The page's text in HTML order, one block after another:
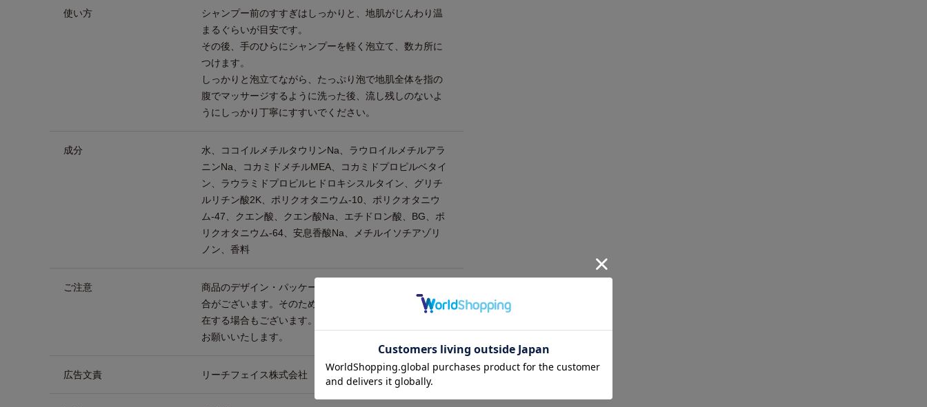
使い方
シャンプー前のすすぎはしっかりと、地肌がじんわり温
まるぐらいが目安です。
その後、手のひらにシャンプーを軽く泡立て、数カ所に
つけます。
しっかりと泡立てながら、たっぷり泡で地肌全体を指の
腹でマッサージするように洗った後、流し残しのないよ
うにしっかり丁寧にすすいでください。
成分
水、ココイルメチルタウリンNa、ラウロイルメチルアラ
ニンNa、コカミドメチルMEA、コカミドプロピルベタイ
ン、ラウラミドプロピルヒドロキシスルタイン、グリチ
ルリチン酸2K、ポリクオタニウム-10、ポリクオタニウ
ム-47、クエン酸、クエン酸Na、エチドロン酸、BG、ポ
リクオタニウム-64、安息香酸Na、メチルイソチアゾリ
ノン、香料
ご注意
商品のデザイン・パッケージ等は予告なく変更される場
合がございます。そのため、一時的に新旧デザインが混
在する場合もございます。予めご了承くださいますよう
お願いいたします。
広告文責 リーチフェイス株式会社 TEL 06-6711-0344